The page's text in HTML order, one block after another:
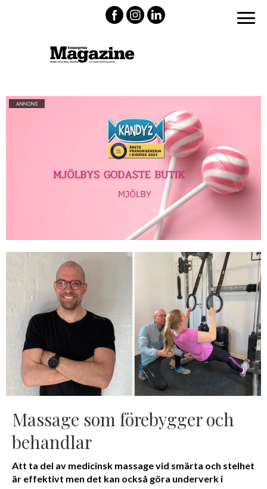
Massage som förebygger och
behandlar
Att ta del av medicinsk massage vid smärta och stelhet
är effektivt men det kan också göra underverk i